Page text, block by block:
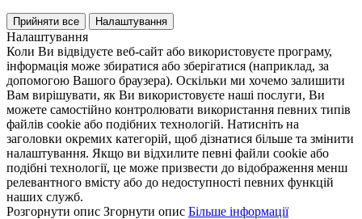
Прийняти все Налаштування
Налаштування
Коли Ви відвідуєте веб-сайт або використовуєте програму,
інформація може збиратися або зберігатися (наприклад, за
допомогою Вашого браузера). Оскільки ми хочемо залишити
Вам вирішувати, як Ви використовуєте наші послуги, Ви
можете самостійно контролювати використання певних типів
файлів cookie або подібних технологій. Натисніть на
заголовки окремих категорій, щоб дізнатися більше та змінити
налаштування. Якщо ви відхилите певні файли cookie або
подібні технології, це може призвести до відображення менш
релевантного вмісту або до недоступності певних функцій
наших служб.
Розгорнути опис Згорнути опис Більше інформації